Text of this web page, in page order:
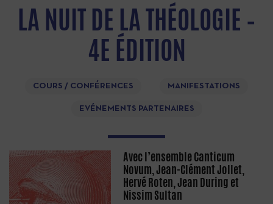
LA NUIT DE LA THÉOLOGIE –
4E ÉDITION
COURS / CONFÉRENCES MANIFESTATIONS
EVÉNEMENTS PARTENAIRES
Avec l’ensemble Canticum
Novum, Jean-Clément Jollet,
Hervé Roten, Jean During et
Nissim Sultan